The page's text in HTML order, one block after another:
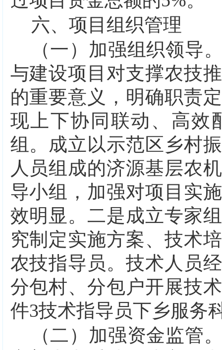
六、项目组织管理
（一）加强组织领导
与建设项目对支撑农技
的重要意义，明确职责
现上下协同联动、高效
组。成立以示范区乡村
人员组成的济源基层农
导小组，加强对项目实
效明显。二是成立专家
究制定实施方案、技术
农技指导员。技术人员
分包村、分包户开展技
件3技术指导员下乡服务
（二）加强资金监管